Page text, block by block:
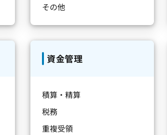
その他
資金管理
積算・精算
税務
重複受領